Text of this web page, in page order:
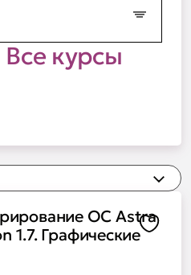
Все курсы
ОС Astra
1.7. Графические